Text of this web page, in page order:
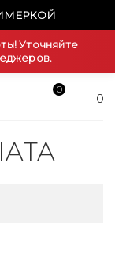
Уточняйте
0
0